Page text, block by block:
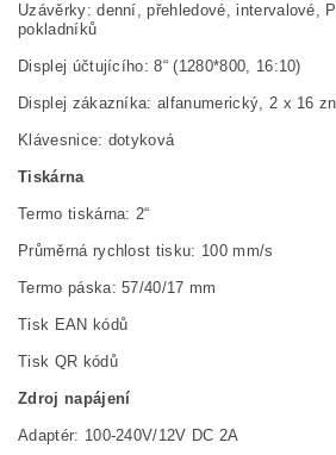
Uzávěrky: denní, přehledové, intervalové,
pokladníků
Displej účtujícího: 8“ (1280*800, 16:10)
Displej zákazníka: alfanumerický, 2 x 16
Klávesnice: dotyková
Tiskárna
Termo tiskárna: 2“
Průměrná rychlost tisku: 100 mm/s
Termo páska: 57/40/17 mm
Tisk EAN kódů
Tisk QR kódů
Zdroj napájení
Adaptér: 100-240V/12V DC 2A